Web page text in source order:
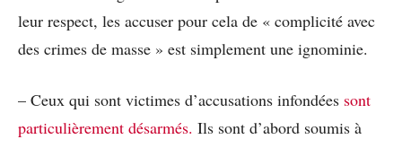
leur respect, les accuser pour cela de « complicité avec
des crimes de masse » est simplement une ignominie.
– Ceux qui sont victimes d’accusations infondées sont
particulièrement désarmés. Ils sont d’abord soumis à